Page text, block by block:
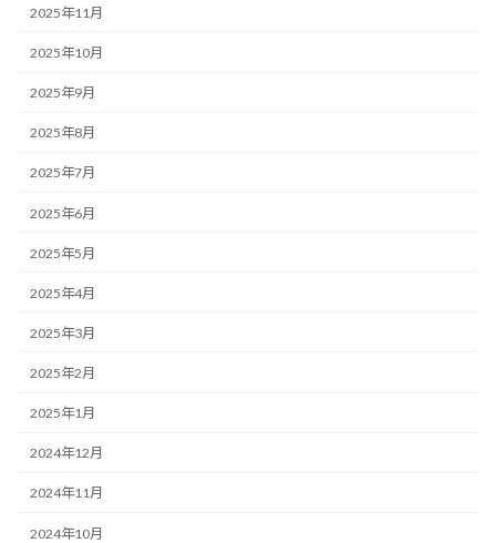
2025年11月
2025年10月
2025年9月
2025年8月
2025年7月
2025年6月
2025年5月
2025年4月
2025年3月
2025年2月
2025年1月
2024年12月
2024年11月
2024年10月